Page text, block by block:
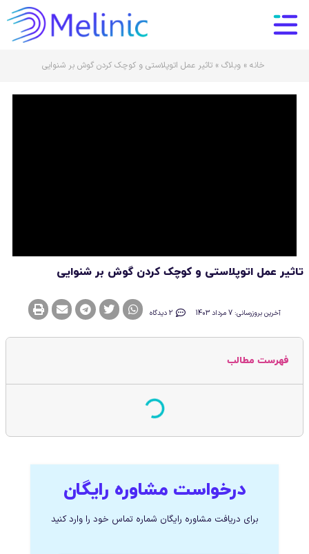
خانه » وبلاگ » تاثیر عمل اتوپلاستی و کوچک کردن گوش بر شنوایی
تاثیر عمل اتوپلاستی و کوچک کردن گوش بر شنوایی
آخرین بروزرسانی: 7 مرداد 1403 2 دیدگاه
فهرست مطالب
درخواست مشاوره رایگان
برای دریافت مشاوره رایگان شماره تماس خود را وارد کنید